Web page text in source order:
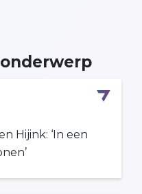
Hijink: ‘In een